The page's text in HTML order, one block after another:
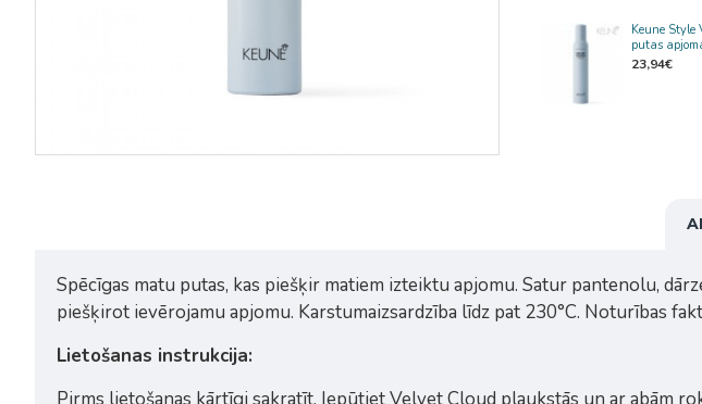
Keune Style
putas
23,94€
Spēcīgas matu putas, kas piešķir matiem izteiktu apjomu. Satur pantenolu,
piešķirot ievērojamu apjomu. Karstumaizsardzība līdz pat 230°C. Noturības
Lietošanas instrukcija: